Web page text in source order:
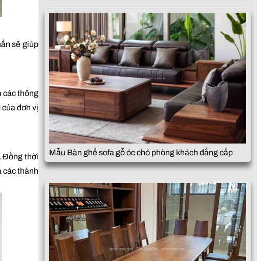
sẽ giúp
các thông
đơn vị
Đồng thời
các thành
Mẫu Bàn ghế sofa gỗ óc chó phòng khách đẳng cấp